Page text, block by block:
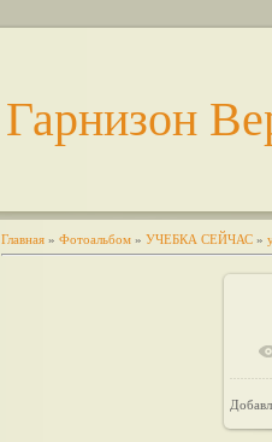
Гарнизон
Главная » Фотоальбом » УЧЕБКА СЕЙЧАС »